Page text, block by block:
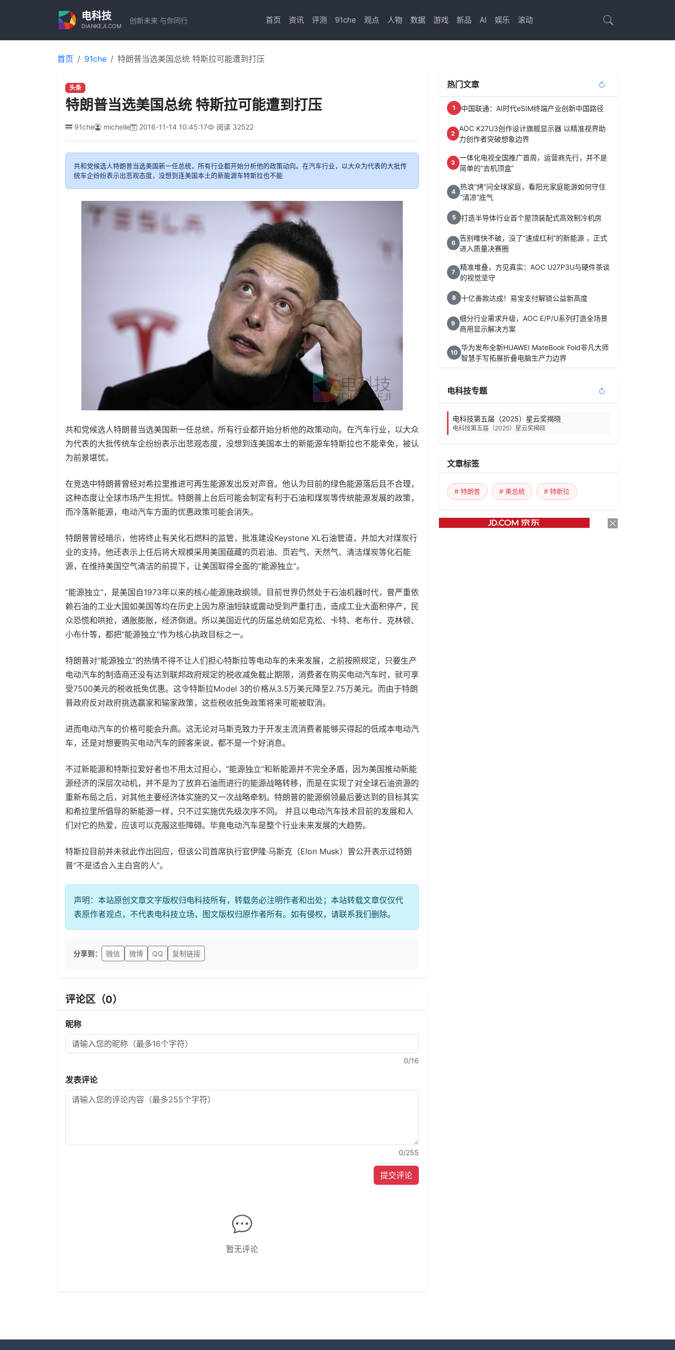
电科技
DIANKEJI.COM
创新未来 与你同行 首页 资讯 评测 91che 观点 人物 数据 游戏 新品 AI 娱乐 滚动
首页 91che 特朗普当选美国总统 特斯拉可能遭到打压
头条
特朗普当选美国总统 特斯拉可能遭到打压
91che michelle 2016-11-14 10:45:17 阅读 32522
共和党候选人特朗普当选美国新一任总统，所有行业都开始分析他的政策动向。在汽车行业，以大众为代表的大批传
统车企纷纷表示出悲观态度，没想到连美国本土的新能源车特斯拉也不能
共和党候选人特朗普当选美国新一任总统，所有行业都开始分析他的政策动向。在汽车行业，以大众
为代表的大批传统车企纷纷表示出悲观态度，没想到连美国本土的新能源车特斯拉也不能幸免，被认
为前景堪忧。
在竞选中特朗普曾经对希拉里推进可再生能源发出反对声音。他认为目前的绿色能源落后且不合理，
这种态度让全球市场产生担忧。特朗普上台后可能会制定有利于石油和煤炭等传统能源发展的政策，
而冷落新能源，电动汽车方面的优惠政策可能会消失。
特朗普曾经暗示，他将终止有关化石燃料的监管，批准建设Keystone XL石油管道，并加大对煤炭行
业的支持。他还表示上任后将大规模采用美国蕴藏的页岩油、页岩气、天然气、清洁煤炭等化石能
源，在维持美国空气清洁的前提下，让美国取得全面的“能源独立”。
“能源独立”，是美国自1973年以来的核心能源施政纲领。目前世界仍然处于石油机器时代，曾严重依
赖石油的工业大国如美国等均在历史上因为原油短缺或震动受到严重打击，造成工业大面积停产，民
众恐慌和哄抢，通胀膨胀，经济倒退。所以美国近代的历届总统如尼克松、卡特、老布什、克林顿、
小布什等，都把“能源独立”作为核心执政目标之一。
特朗普对“能源独立”的热情不得不让人们担心特斯拉等电动车的未来发展，之前按照规定，只要生产
电动汽车的制造商还没有达到联邦政府规定的税收减免截止期限，消费者在购买电动汽车时，就可享
受7500美元的税收抵免优惠。这令特斯拉Model 3的价格从3.5万美元降至2.75万美元。而由于特朗
普政府反对政府挑选赢家和输家政策，这些税收抵免政策将来可能被取消。
进而电动汽车的价格可能会升高。这无论对马斯克致力于开发主流消费者能够买得起的低成本电动汽
车，还是对想要购买电动汽车的顾客来说，都不是一个好消息。
不过新能源和特斯拉爱好者也不用太过担心，“能源独立”和新能源并不完全矛盾，因为美国推动新能
源经济的深层次动机，并不是为了放弃石油而进行的能源战略转移，而是在实现了对全球石油资源的
重新布局之后，对其他主要经济体实施的又一次战略牵制。特朗普的能源纲领最后要达到的目标其实
和希拉里所倡导的新能源一样，只不过实施优先级次序不同。 并且以电动汽车技术目前的发展和人
们对它的热爱，应该可以克服这些障碍。毕竟电动汽车是整个行业未来发展的大趋势。
特斯拉目前并未就此作出回应，但该公司首席执行官伊隆·马斯克（Elon Musk）曾公开表示过特朗
普“不是适合入主白宫的人”。
声明：本站原创文章文字版权归电科技所有，转载务必注明作者和出处；本站转载文章仅仅代
表原作者观点，不代表电科技立场，图文版权归原作者所有。如有侵权，请联系我们删除。
分享到： 微信 微博 QQ 复制链接
评论区（0）
昵称
0/16
发表评论
0/255
提交评论
暂无评论
热门文章
1 中国联通：AI时代eSIM终端产业创新中国路径
2
AOC K27U3创作设计旗舰显示器 以精准视界助
力创作者突破想象边界
3
一体化电视全国推广首周，运营商先行，并不是
简单的“去机顶盒”
4
热浪“烤”问全球家庭，看阳光家庭能源如何守住
“清凉”底气
5 打造半导体行业首个屋顶装配式高效制冷机房
6
告别唯快不破，没了“速成红利”的新能源 ，正式
进入质量决赛圈
7
精准堆叠，方见真实：AOC U27P3U与硬件茶谈
的视觉坚守
8 十亿善款达成！易宝支付解锁公益新高度
9
细分行业需求升级，AOC E/P/U系列打造全场景
商用显示解决方案
10
华为发布全新HUAWEI MateBook Fold非凡大师
智慧手写拓展折叠电脑生产力边界
电科技专题
电科技第五届（2025）星云奖揭晓
电科技第五届（2025）星云奖揭晓
文章标签
# 特朗普 # 美总统 # 特斯拉